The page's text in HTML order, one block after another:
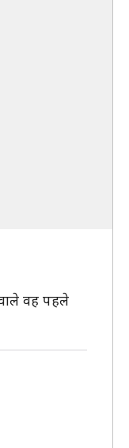
वह पहले